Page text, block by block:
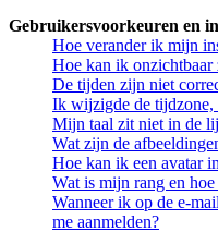
Gebruikersvoorkeuren en
Hoe verander ik mijn
Hoe kan ik
De tijden zijn niet
Ik wijzigde de tijdzone,
Mijn taal zit niet in de
Wat zijn de
Hoe kan ik een avatar
Wat is mijn rang en
Wanneer ik op de e-
me aanmelden?